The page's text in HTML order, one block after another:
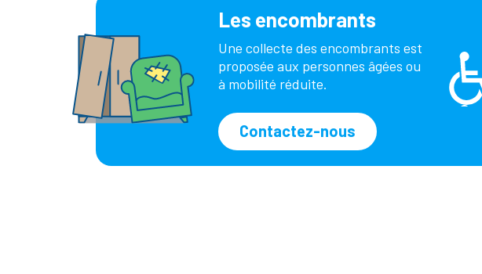
Les encombrants
Une collecte des encombrants est
proposée aux personnes âgées ou
à mobilité réduite.
Contactez-nous